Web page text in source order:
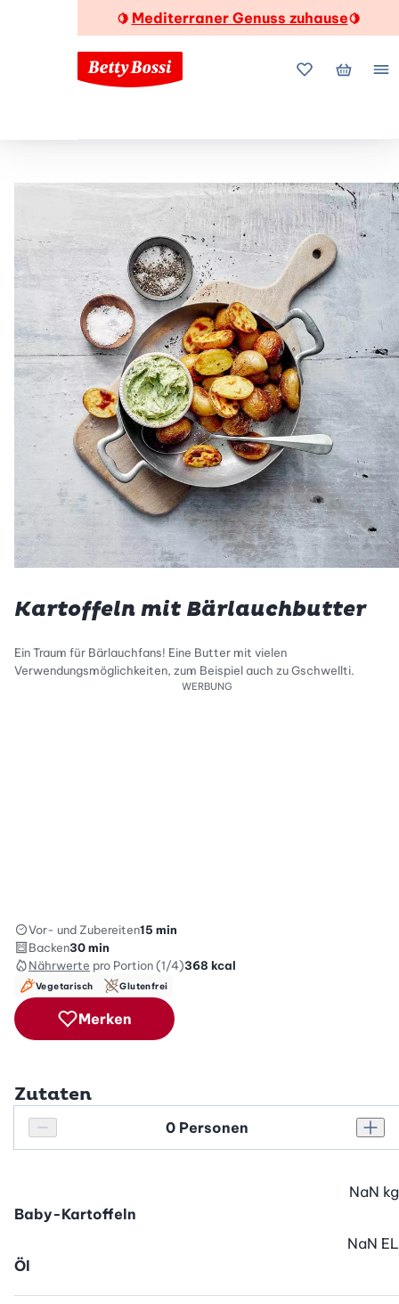
🍋 Mediterraner Genuss zuhause🍋
MeineMein
Kartoffeln mit Bärlauchbutter
Ein Traum für Bärlauchfans! Eine Butter mit vielen
Verwendungsmöglichkeiten, zum Beispiel auch zu Gschwellti.
WERBUNG
Vor- und Zubereiten15 min
Backen30 min
Nährwerte pro Portion (1/4)368 kcal
Vegetarisch Glutenfrei
Merken
Zutaten
Personenanzahl verringern
Personenanzahl
Baby-Kartoffeln
NaN kg
Öl
NaN EL